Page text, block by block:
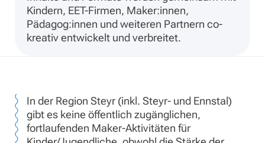
Kindern, EET-Firmen, Maker:innen,
Pädagog:innen und weiteren Partnern co-
kreativ entwickelt und verbreitet.
In der Region Steyr (inkl. Steyr- und Ennstal)
gibt es keine öffentlich zugänglichen,
fortlaufenden Maker-Aktivitäten für